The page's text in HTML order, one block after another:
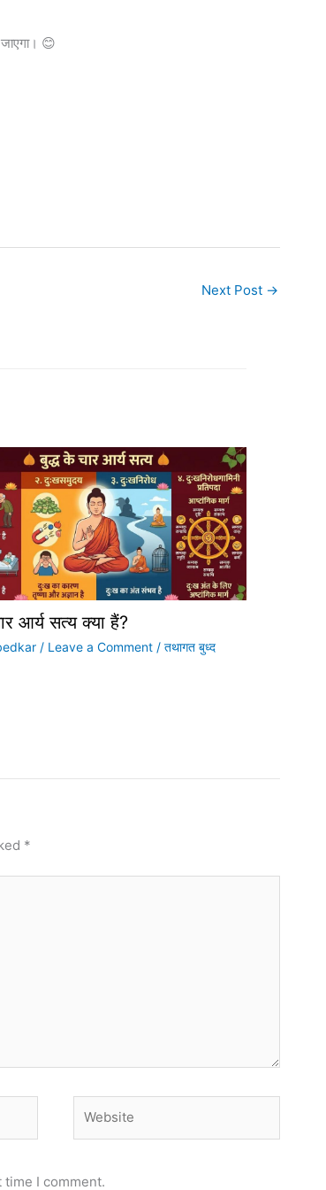
😊
Next Post →
आर्य सत्य क्या हैं?
/ Leave a Comment / तथागत बुध्द
*
I comment.